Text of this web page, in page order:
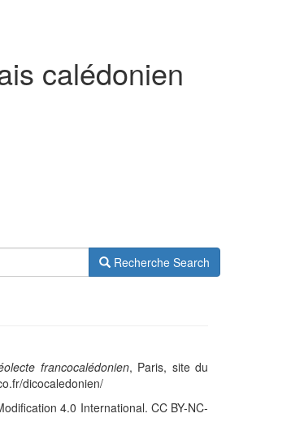
calédonien
Recherche Search
francocalédonien, Paris, site du
dicocaledonien/
4.0 International. CC BY-NC-